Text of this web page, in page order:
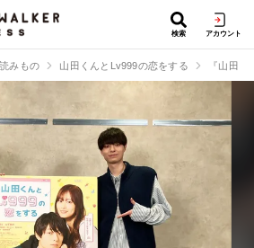
検索 アカウント
みもの 山田くんとLv999の恋をする 『山田